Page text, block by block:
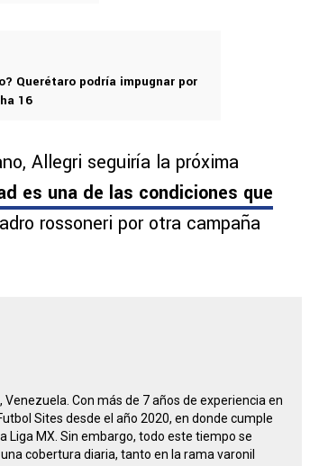
Querétaro podría impugnar por
16
Allegri seguiría la próxima
es una de las condiciones que
rossoneri por otra campaña
Con más de 7 años de experiencia en
Sites desde el año 2020, en donde cumple
MX. Sin embargo, todo este tiempo se
cobertura diaria, tanto en la rama varonil